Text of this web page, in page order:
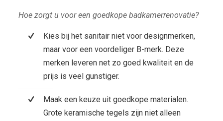
Hoe zorgt u voor een goedkope badkamerrenovatie?
Kies bij het sanitair niet voor designmerken,
maar voor een voordeliger B-merk. Deze
merken leveren net zo goed kwaliteit en de
prijs is veel gunstiger.
Maak een keuze uit goedkope materialen.
Grote keramische tegels zijn niet alleen